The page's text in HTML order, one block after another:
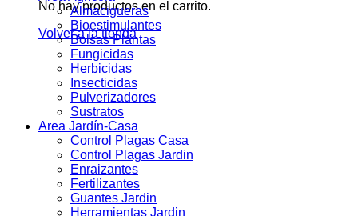
No hay productos en el carrito.
Volver a la tienda
Almacigueras
Bioestimulantes
Bolsas Plantas
Fungicidas
Herbicidas
Insecticidas
Pulverizadores
Sustratos
Area Jardín-Casa
Control Plagas Casa
Control Plagas Jardin
Enraizantes
Fertilizantes
Guantes Jardin
Herramientas Jardin